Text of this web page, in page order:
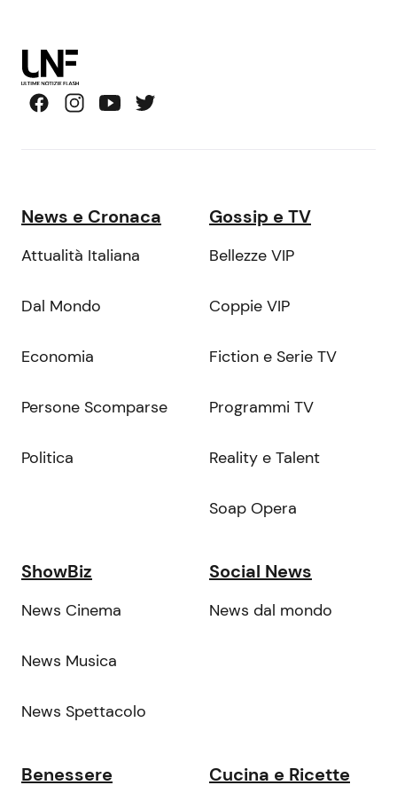
News e Cronaca
Attualità Italiana
Dal Mondo
Economia
Persone Scomparse
Politica
Gossip e TV
Bellezze VIP
Coppie VIP
Fiction e Serie TV
Programmi TV
Reality e Talent
Soap Opera
ShowBiz
News Cinema
News Musica
News Spettacolo
Social News
News dal mondo
Benessere Cucina e Ricette